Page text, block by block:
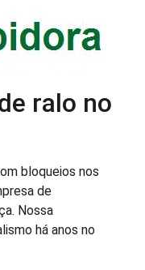
ralo no
bloqueios nos
de
Nossa
há anos no